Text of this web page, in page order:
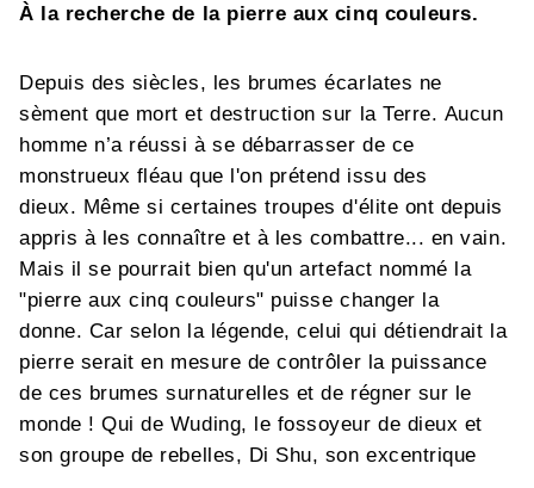
À la recherche de la pierre aux cinq couleurs.
Depuis des siècles, les brumes écarlates ne
sèment que mort et destruction sur la Terre. Aucun
homme n’a réussi à se débarrasser de ce
monstrueux fléau que l'on prétend issu des
dieux. Même si certaines troupes d'élite ont depuis
appris à les connaître et à les combattre... en vain.
Mais il se pourrait bien qu'un artefact nommé la
"pierre aux cinq couleurs" puisse changer la
donne. Car selon la légende, celui qui détiendrait la
pierre serait en mesure de contrôler la puissance
de ces brumes surnaturelles et de régner sur le
monde ! Qui de Wuding, le fossoyeur de dieux et
son groupe de rebelles, Di Shu, son excentrique